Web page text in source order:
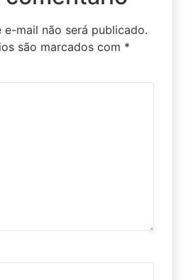
e-mail não será publicado.
são marcados com *